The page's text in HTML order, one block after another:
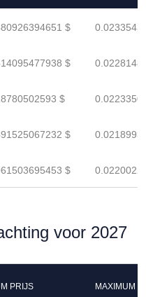
$
$
$
$
$
voor 2027
PRIJS MAXIMUM